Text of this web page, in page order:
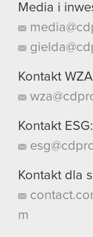
Media i
Kontakt
Kontakt ESG:
Kontakt dla
m